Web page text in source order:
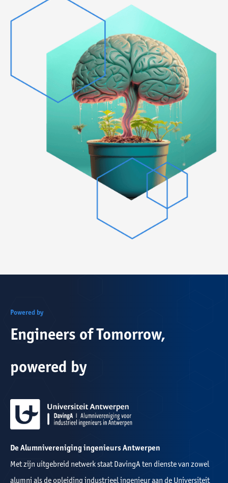
Powered by
Engineers of Tomorrow,
powered by
De Alumnivereniging ingenieurs Antwerpen
Met zijn uitgebreid netwerk staat DavingA ten dienste van zowel
alumni als de opleiding industrieel ingenieur aan de Universiteit